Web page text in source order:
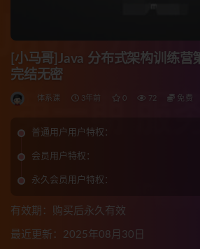
[小马哥]Java 分布式架构训练营
完结无密
体系课 3年前 0 72 免费
普通用户用户特权：
会员用户特权：
永久会员用户特权：
有效期：购买后永久有效
最近更新：2025年08月30日